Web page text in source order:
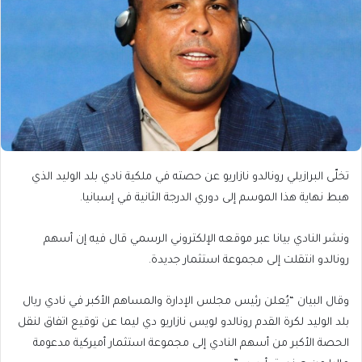
تخلّى البرازيلي رونالدو نازاريو عن حصته في ملكية نادي بلد الوليد الذي
هبط نهاية هذا الموسم إلى دوري الدرجة الثانية في إسبانيا.
ونشر النادي بيانا عبر موقعه الإلكتروني الرسمي قال فيه إن أسهم
رونالدو انتقلت إلى مجموعة استثمار جديدة.
وقال البيان “يُعلن رئيس مجلس الإدارة والمساهم الأكبر في نادي ريال
بلد الوليد لكرة القدم رونالدو لويس نازاريو دي ليما عن توقيع اتفاق لنقل
الحصة الأكبر من أسهم النادي إلى مجموعة استثمار أميركية مدعومة